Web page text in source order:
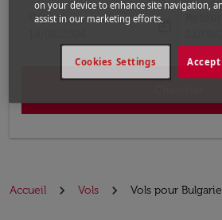
Départ
today
Accueil Vols Vols pour Bulgarie
on your device to enhance site navigation,
assist in our marketing efforts.
Cookies Settings